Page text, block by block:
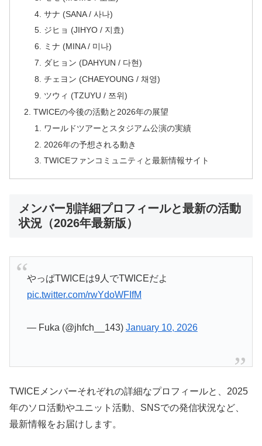
サナ (SANA / 사나)
ジヒョ (JIHYO / 지효)
ミナ (MINA / 미나)
ダヒョン (DAHYUN / 다현)
チェヨン (CHAEYOUNG / 채영)
ツウィ (TZUYU / 쯔위)
TWICEの今後の活動と2026年の展望
ワールドツアーとスタジアム公演の実績
2026年の予想される動き
TWICEファンコミュニティと最新情報サイト
メンバー別詳細プロフィールと最新の活動
状況（2026年最新版）
やっぱTWICEは9人でTWICEだよ
pic.twitter.com/rwYdoWFIfM
— Fuka (@jhfch__143) January 10, 2026
TWICEメンバーそれぞれの詳細なプロフィールと、2025
年のソロ活動やユニット活動、SNSでの発信状況など、
最新情報をお届けします。